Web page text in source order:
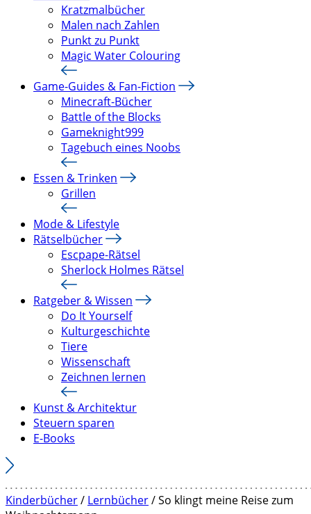
Kratzmalbücher
Malen nach Zahlen
Punkt zu Punkt
Magic Water Colouring
Game-Guides & Fan-Fiction
Minecraft-Bücher
Battle of the Blocks
Gameknight999
Tagebuch eines Noobs
Essen & Trinken
Grillen
Mode & Lifestyle
Rätselbücher
Escpape-Rätsel
Sherlock Holmes Rätsel
Ratgeber & Wissen
Do It Yourself
Kulturgeschichte
Tiere
Wissenschaft
Zeichnen lernen
Kunst & Architektur
Steuern sparen
E-Books
Kinderbücher/ Lernbücher/ So klingt meine Reise zum